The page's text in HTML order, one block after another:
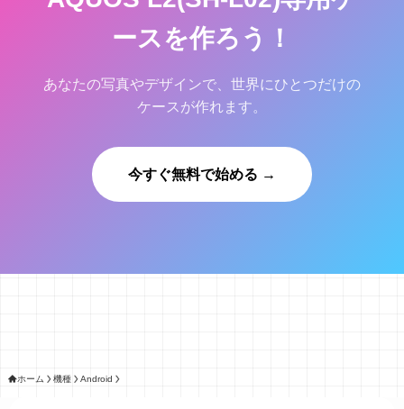
ースを作ろう！
あなたの写真やデザインで、世界にひとつだけの
ケースが作れます。
今すぐ無料で始める →
ホーム 機種 Android